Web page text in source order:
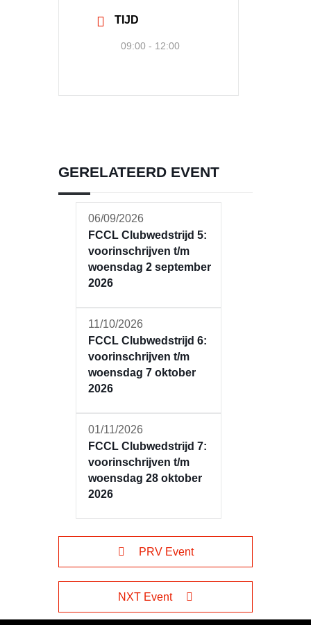
TIJD
09:00 - 12:00
GERELATEERD EVENT
06/09/2026
FCCL Clubwedstrijd 5:
voorinschrijven t/m
woensdag 2 september
2026
11/10/2026
FCCL Clubwedstrijd 6:
voorinschrijven t/m
woensdag 7 oktober
2026
01/11/2026
FCCL Clubwedstrijd 7:
voorinschrijven t/m
woensdag 28 oktober
2026
PRV Event
NXT Event